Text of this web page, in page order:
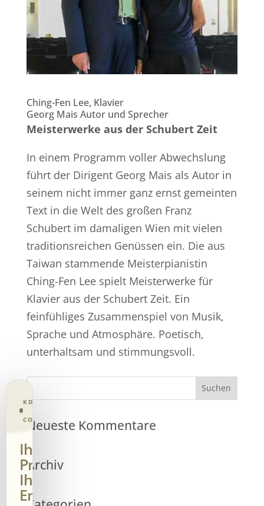
Ching-Fen Lee, Klavier
Georg Mais Autor und Sprecher
Meisterwerke aus der Schubert Zeit
In einem Programm voller Abwechslung
führt der Dirigent Georg Mais als Autor in
seinem nicht immer ganz ernst gemeinten
Text in die Welt des großen Franz
Schubert im damaligen Wien mit vielen
traditionsreichen Genüssen ein. Die aus
Taiwan stammende Meisterpianistin
Ching-Fen Lee spielt Meisterwerke für
Klavier aus der Schubert Zeit. Ein
feinfühliges Zusammenspiel von Musik,
Sprache und Atmosphäre. Poetisch,
unterhaltsam und stimmungsvoll.
Neueste Kommentare
Archiv
KD CONSENT · PRIVACY
CONTROL
Ihre
Privatsphäre.
Ihre
Entscheidung.